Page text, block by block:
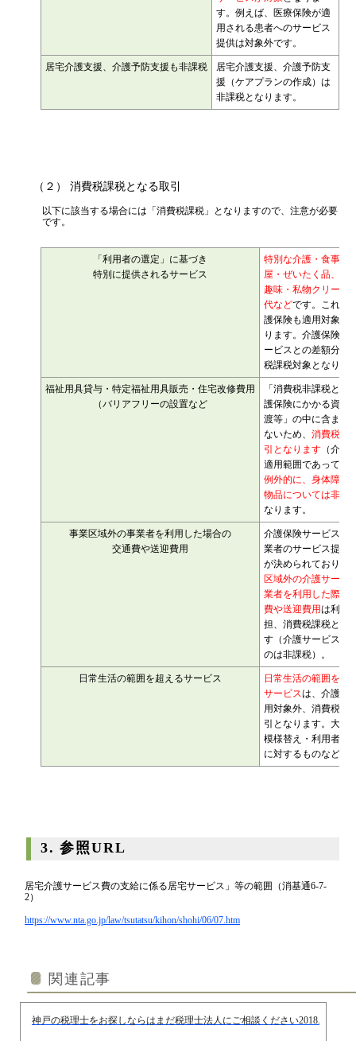
す。例えば、医療保険が適
用される患者へのサービス
提供は対象外です。
居宅介護支援、介護予防支援も非課税
居宅介護支援、介護予防支
援（ケアプランの作成）は
非課税となります。
（２） 消費税課税となる取引
以下に該当する場合には「消費税課税」となりますので、注意が必要
です。
「利用者の選定」に基づき
特別に提供されるサービス
特別な介護・食事・
屋・ぜいたく品、送
趣味・私物クリーニ
代などです。これら
護保険も適用対象外
ります。介護保険内
ービスとの差額分が
税課税対象となりま
福祉用具貸与・特定福祉用具販売・住宅改修費用
（バリアフリーの設置など
「消費税非課税とな
護保険にかかる資産
渡等」の中に含まれ
ないため、 消費税課
引となります （介護
適用範囲であっても
例外的に、身体障害
物品については非課
なります。
事業区域外の事業者を利用した場合の
交通費や送迎費用
介護保険サービスは
業者のサービス提供
が決められており、
区域外の介護サービ
業者を利用した際の
費や送迎費用は利用
担、消費税課税とな
す（介護サービスそ
のは非課税）。
日常生活の範囲を超えるサービス
日常生活の範囲を超
サービスは、介護保
用対象外、消費税課
引となります。大掃
模様替え・利用者の
に対するものなど
3. 参照URL
居宅介護サービス費の支給に係る居宅サービス」等の範囲（消基通6-7-
2）
https://www.nta.go.jp/law/tsutatsu/kihon/shohi/06/07.htm
関連記事
神戸の税理士をお探しならはまだ税理士法人にご相談ください2018.07.20